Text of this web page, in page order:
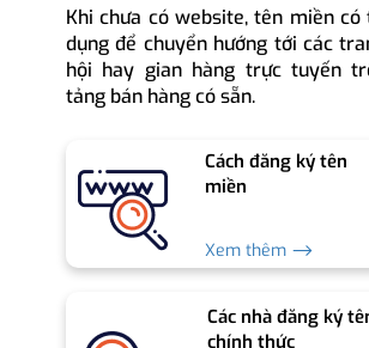
Khi chưa có website, tên miền có
dụng để chuyển hướng tới các
hội hay gian hàng trực tuyến
tảng bán hàng có sẵn.
Cách đăng ký tên
miền
Xem thêm ⟶
Các nhà đăng ký
chính thức